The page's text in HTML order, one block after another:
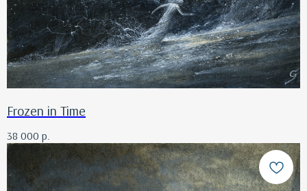
Frozen in Time
38 000 р.